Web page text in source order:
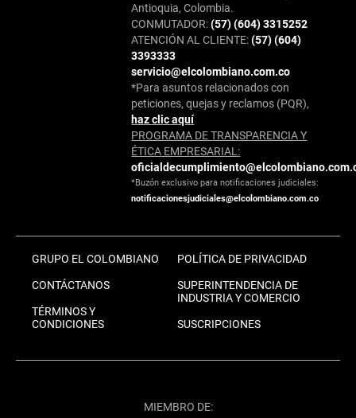
Antioquia, Colombia.
CONMUTADOR:(57) (604) 3315252
ATENCIÓN AL CLIENTE:(57) (604)
3393333
servicio@elcolombiano.com.co
*Para asuntos relacionados con
peticiones, quejas y reclamos (PQR),
haz clic aquí
PROGRAMA DE TRANSPARENCIA Y
ÉTICA EMPRESARIAL:
*Buzón exclusivo para notificaciones judiciales:
notificacionesjudiciales@elcolombiano.com.co
GRUPO EL COLOMBIANO
CONTÁCTANOS
TÉRMINOS Y
CONDICIONES
POLÍTICA DE PRIVACIDAD
SUPERINTENDENCIA DE
INDUSTRIA Y COMERCIO
SUSCRIPCIONES
MIEMBRO DE: